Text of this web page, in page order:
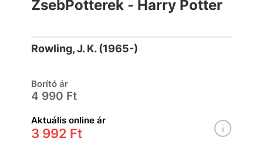
ZsebPotterek - Harry Potter
Rowling, J. K. (1965-)
Borító ár
4 990 Ft
Aktuális online ár
3 992 Ft